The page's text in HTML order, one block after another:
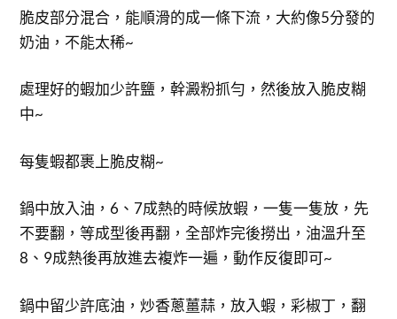
脆皮部分混合，能順滑的成一條下流，大約像5分發的
奶油，不能太稀~
處理好的蝦加少許鹽，幹澱粉抓勻，然後放入脆皮糊
中~
每隻蝦都裹上脆皮糊~
鍋中放入油，6、7成熱的時候放蝦，一隻一隻放，先
不要翻，等成型後再翻，全部炸完後撈出，油溫升至
8、9成熱後再放進去複炸一遍，動作反復即可~
鍋中留少許底油，炒香蔥薑蒜，放入蝦，彩椒丁，翻